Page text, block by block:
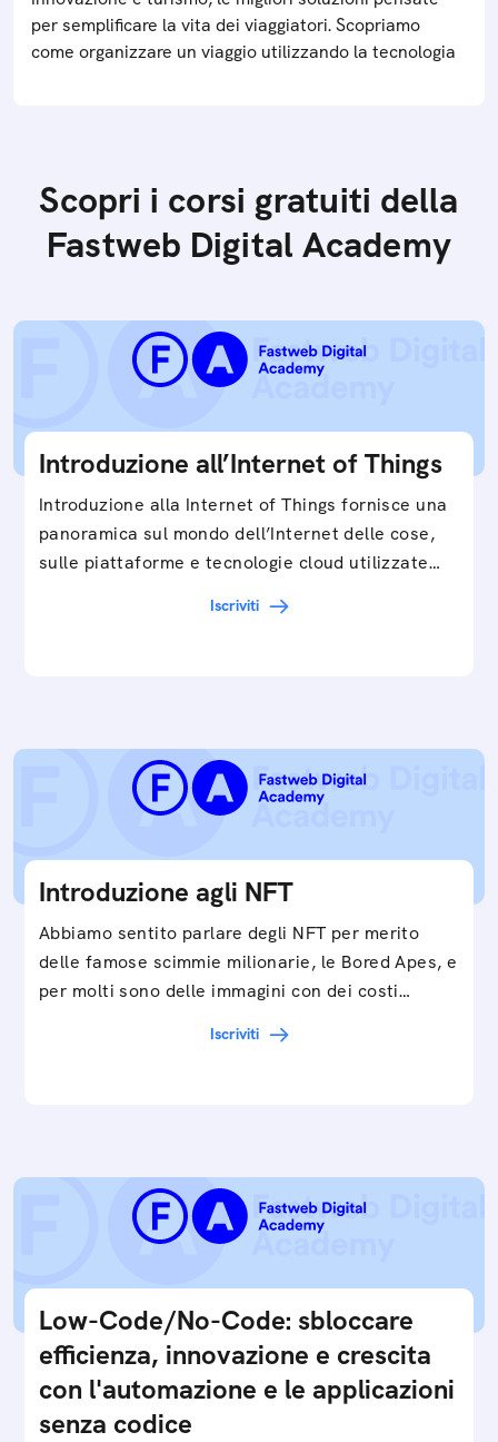
per semplificare la vita dei viaggiatori. Scopriamo
come organizzare un viaggio utilizzando la tecnologia
Scopri i corsi gratuiti della
Fastweb Digital Academy
Introduzione all’Internet of Things
Introduzione alla Internet of Things fornisce una
panoramica sul mondo dell’Internet delle cose,
sulle piattaforme e tecnologie cloud utilizzate
Iscriviti
Introduzione agli NFT
Abbiamo sentito parlare degli NFT per merito
delle famose scimmie milionarie, le Bored Apes, e
per molti sono delle immagini con dei costi…
Iscriviti
Low-Code/No-Code: sbloccare
efficienza, innovazione e crescita
con l'automazione e le applicazioni
senza codice